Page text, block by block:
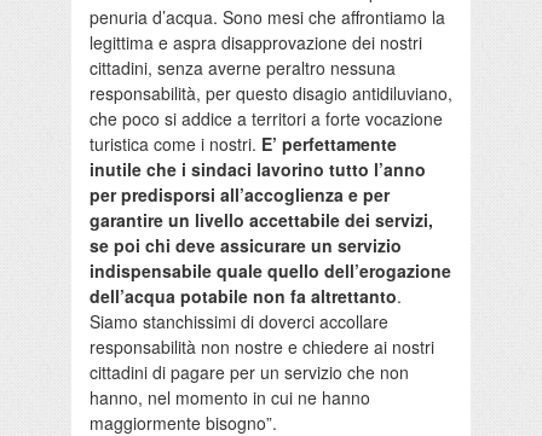
penuria d’acqua. Sono mesi che affrontiamo la
legittima e aspra disapprovazione dei nostri
cittadini, senza averne peraltro nessuna
responsabilità, per questo disagio antidiluviano,
che poco si addice a territori a forte vocazione
turistica come i nostri. E’ perfettamente
inutile che i sindaci lavorino tutto l’anno
per predisporsi all’accoglienza e per
garantire un livello accettabile dei servizi,
se poi chi deve assicurare un servizio
indispensabile quale quello dell’erogazione
dell’acqua potabile non fa altrettanto.
Siamo stanchissimi di doverci accollare
responsabilità non nostre e chiedere ai nostri
cittadini di pagare per un servizio che non
hanno, nel momento in cui ne hanno
maggiormente bisogno”.